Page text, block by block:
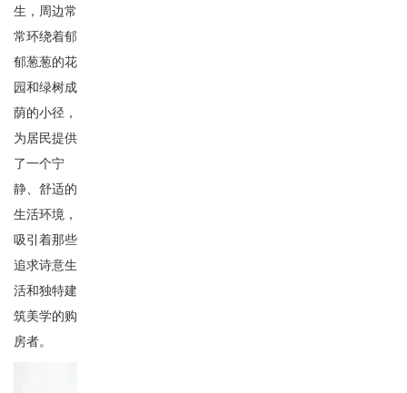
生，周边常
常环绕着郁
郁葱葱的花
园和绿树成
荫的小径，
为居民提供
了一个宁
静、舒适的
生活环境，
吸引着那些
追求诗意生
活和独特建
筑美学的购
房者。